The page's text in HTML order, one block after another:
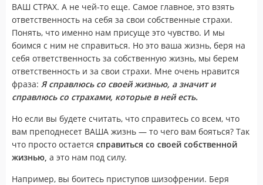
ВАШ СТРАХ. А не чей-то еще. Самое главное, это взять
ответственность на себя за свои собственные страхи.
Понять, что именно нам присуще это чувство. И мы
боимся с ним не справиться. Но это ваша жизнь, беря на
себя ответственность за собственную жизнь, мы берем
ответственность и за свои страхи. Мне очень нравится
фраза: Я справлюсь со своей жизнью, а значит и
справлюсь со страхами, которые в ней есть.
Но если вы будете считать, что справитесь со всем, что
вам преподнесет ВАША жизнь — то чего вам бояться? Так
что просто остается справиться со своей собственной
жизнью, а это нам под силу.
Например, вы боитесь приступов шизофрении. Беря